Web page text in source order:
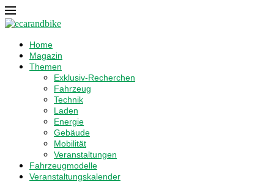
Home
Magazin
Themen
Exklusiv-Recherchen
Fahrzeug
Technik
Laden
Energie
Gebäude
Mobilität
Veranstaltungen
Fahrzeugmodelle
Veranstaltungskalender